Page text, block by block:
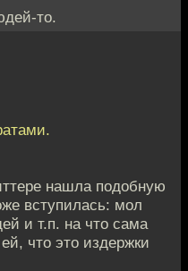
то.
нашла подобную
вступилась: мол
и т.п. на что сама
что это издержки